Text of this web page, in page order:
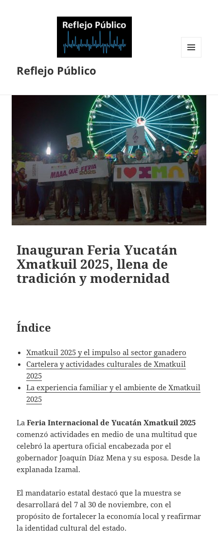
Reflejo Público
Inauguran Feria Yucatán
Xmatkuil 2025, llena de
tradición y modernidad
Índice
Xmatkuil 2025 y el impulso al sector ganadero
Cartelera y actividades culturales de Xmatkuil
2025
La experiencia familiar y el ambiente de Xmatkuil
2025
LaFeria Internacional de Yucatán Xmatkuil 2025
comenzó actividades en medio de una multitud que
celebró la apertura oficial encabezada por el
gobernador Joaquín Díaz Mena y su esposa. Desde la
explanada Izamal.
El mandatario estatal destacó que la muestra se
desarrollará del 7 al 30 de noviembre, con el
propósito de fortalecer la economía local y reafirmar
la identidad cultural del estado.